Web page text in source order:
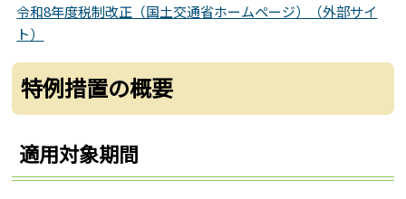
令和8年度税制改正（国土交通省ホームページ）（外部サイ
ト）
特例措置の概要
適用対象期間